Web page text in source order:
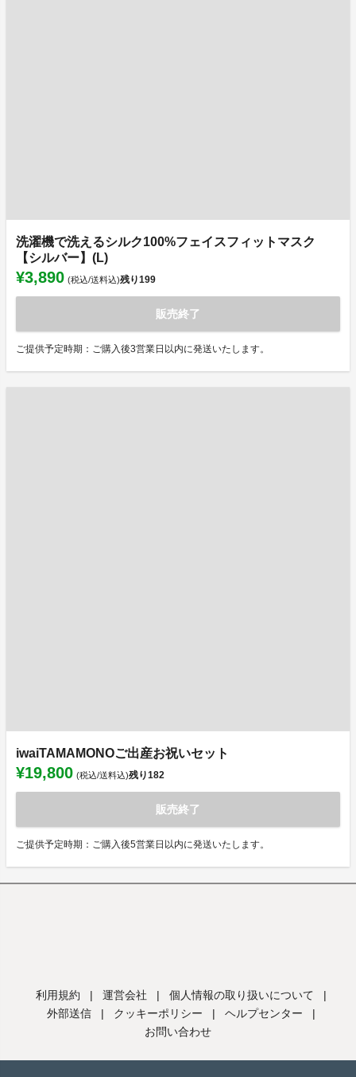
洗濯機で洗えるシルク100%フェイスフィットマスク
【シルバー】(L)
¥3,890 (税込/送料込)残り199
販売終了
ご提供予定時期：ご購入後3営業日以内に発送いたします。
iwaiTAMAMONOご出産お祝いセット
¥19,800 (税込/送料込)残り182
販売終了
ご提供予定時期：ご購入後5営業日以内に発送いたします。
利用規約 | 運営会社 | 個人情報の取り扱いについて
|
外部送信
| クッキーポリシー | ヘルプセンター
|
お問い合わせ